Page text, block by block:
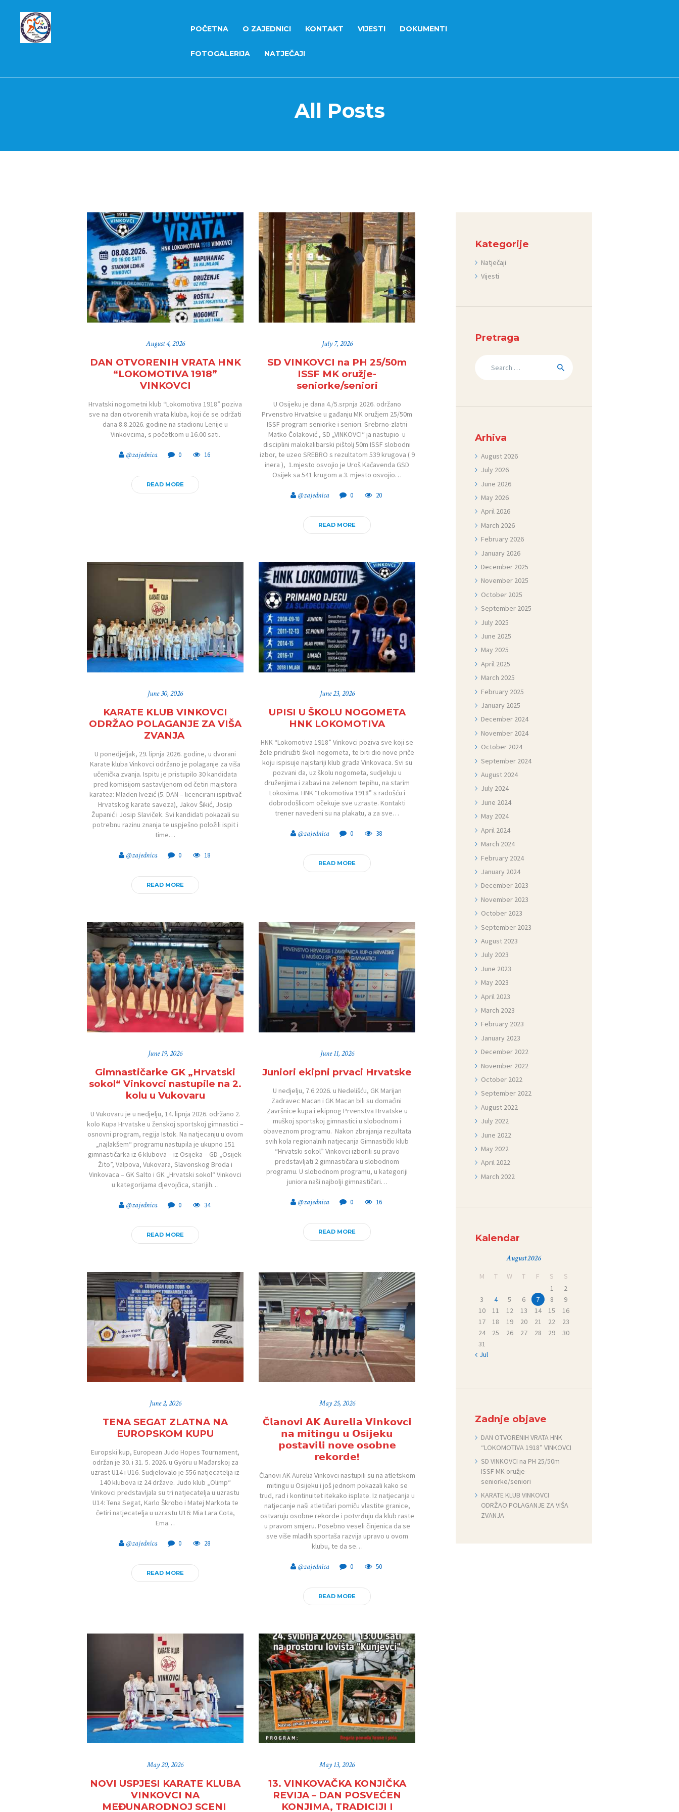
POČETNA O ZAJEDNICI KONTAKT VIJESTI DOKUMENTI
FOTOGALERIJA NATJEČAJI
All Posts
O ZAJEDNICI
FOTOGALERIJA
August 4, 2026
DAN OTVORENIH VRATA HNK
“LOKOMOTIVA 1918”
VINKOVCI
Hrvatski nogometni klub “Lokomotiva 1918” poziva
sve na dan otvorenih vrata kluba, koji će se održati
dana 8.8.2026. godine na stadionu Lenije u
Vinkovcima, s početkom u 16.00 sati.
@zajednica 0 16
READ MORE
July 7, 2026
SD VINKOVCI na PH 25/50m
ISSF MK oružje-
seniorke/seniori
U Osijeku je dana 4./5.srpnja 2026. održano
Prvenstvo Hrvatske u gađanju MK oružjem 25/50m
ISSF program seniorke i seniori. Srebrno-zlatni
Matko Čolaković , SD „VINKOVCI“ ja nastupio u
disciplini malokalibarski pištolj 50m ISSF slobodni
izbor, te uzeo SREBRO s rezultatom 539 krugova ( 9
inera ), 1.mjesto osvojio je Uroš Kačavenda GSD
Osijek sa 541 krugom a 3. mjesto osvojio…
@zajednica 0 20
READ MORE
June 30, 2026
KARATE KLUB VINKOVCI
ODRŽAO POLAGANJE ZA VIŠA
ZVANJA
U ponedjeljak, 29. lipnja 2026. godine, u dvorani
Karate kluba Vinkovci održano je polaganje za viša
učenička zvanja. Ispitu je pristupilo 30 kandidata
pred komisijom sastavljenom od četiri majstora
karatea: Mladen Ivezić (5. DAN – licencirani ispitivač
Hrvatskog karate saveza), Jakov Šikić, Josip
Županić i Josip Slaviček. Svi kandidati pokazali su
potrebnu razinu znanja te uspješno položili ispit i
time…
@zajednica 0 18
READ MORE
June 23, 2026
UPISI U ŠKOLU NOGOMETA
HNK LOKOMOTIVA
HNK “Lokomotiva 1918” Vinkovci poziva sve koji se
žele pridružiti školi nogometa, te biti dio nove priče
koju ispisuje najstariji klub grada Vinkovaca. Svi su
pozvani da, uz školu nogometa, sudjeluju u
druženjima i zabavi na zelenom tepihu, na starim
Lokosima. HNK “Lokomotiva 1918” s radošću i
dobrodošlicom očekuje sve uzraste. Kontakti
trener navedeni su na plakatu, a za sve…
@zajednica 0 38
READ MORE
June 19, 2026
Gimnastičarke GK „Hrvatski
sokol“ Vinkovci nastupile na 2.
kolu u Vukovaru
U Vukovaru je u nedjelju, 14. lipnja 2026. održano 2.
kolo Kupa Hrvatske u ženskoj sportskoj gimnastici –
osnovni program, regija Istok. Na natjecanju u ovom
„najlakšem“ programu nastupila je ukupno 151
gimnastičarka iz 6 klubova – iz Osijeka – GD „Osijek-
Žito”, Valpova, Vukovara, Slavonskog Broda i
Vinkovaca – GK Salto i GK „Hrvatski sokol“ Vinkovci
u kategorijama djevojčica, starijih…
@zajednica 0 34
READ MORE
June 11, 2026
Juniori ekipni prvaci Hrvatske
U nedjelju, 7.6.2026. u Nedelišću, GK Marijan
Zadravec Macan i GK Macan bili su domaćini
Završnice kupa i ekipnog Prvenstva Hrvatske u
muškoj sportskoj gimnastici u slobodnom i
obaveznom programu. Nakon zbrajanja rezultata
svih kola regionalnih natjecanja Gimnastički klub
“Hrvatski sokol” Vinkovci izborili su pravo
predstavljati 2 gimnastičara u slobodnom
programu. U slobodnom programu, u kategoriji
juniora naši najbolji gimnastičari…
@zajednica 0 16
READ MORE
June 2, 2026
TENA SEGAT ZLATNA NA
EUROPSKOM KUPU
Europski kup, European Judo Hopes Tournament,
održan je 30. i 31. 5. 2026. u Györu u Mađarskoj za
uzrast U14 i U16. Sudjelovalo je 556 natjecatelja iz
140 klubova iz 24 države. Judo klub „Olimp“
Vinkovci predstavljala su tri natjecatelja u uzrastu
U14: Tena Segat, Karlo Škrobo i Matej Markota te
četiri natjecatelja u uzrastu U16: Mia Lara Cota,
Ema…
@zajednica 0 28
READ MORE
May 25, 2026
Č𝗹𝗮𝗻𝗼𝘃𝗶 𝗔𝗞 𝗔𝘂𝗿𝗲𝗹𝗶𝗮 𝗩𝗶𝗻𝗸𝗼𝘃𝗰𝗶
𝗻𝗮 𝗺𝗶𝘁𝗶𝗻𝗴𝘂 𝘂 𝗢𝘀𝗶𝗷𝗲𝗸𝘂
𝗽𝗼𝘀𝘁𝗮𝘃𝗶𝗹𝗶 𝗻𝗼𝘃𝗲 𝗼𝘀𝗼𝗯𝗻𝗲
𝗿𝗲𝗸𝗼𝗿𝗱𝗲!
Članovi AK Aurelia Vinkovci nastupili su na atletskom
mitingu u Osijeku i još jednom pokazali kako se
trud, rad i kontinuitet itekako isplate. Iz natjecanja u
natjecanje naši atletičari pomiču vlastite granice,
ostvaruju osobne rekorde i potvrđuju da klub raste
u pravom smjeru. Posebno veseli činjenica da se
sve više mladih sportaša razvija upravo u ovom
klubu, te da se…
@zajednica 0 50
READ MORE
May 20, 2026
NOVI USPJESI KARATE KLUBA
VINKOVCI NA
MEĐUNARODNOJ SCENI
May 13, 2026
13. VINKOVAČKA KONJIČKA
REVIJA – DAN POSVEĆEN
KONJIMA, TRADICIJI I
Kategorije
Natječaji
Vijesti
Pretraga
Arhiva
August 2026
July 2026
June 2026
May 2026
April 2026
March 2026
February 2026
January 2026
December 2025
November 2025
October 2025
September 2025
July 2025
June 2025
May 2025
April 2025
March 2025
February 2025
January 2025
December 2024
November 2024
October 2024
September 2024
August 2024
July 2024
June 2024
May 2024
April 2024
March 2024
February 2024
January 2024
December 2023
November 2023
October 2023
September 2023
August 2023
July 2023
June 2023
May 2023
April 2023
March 2023
February 2023
January 2023
December 2022
November 2022
October 2022
September 2022
August 2022
July 2022
June 2022
May 2022
April 2022
March 2022
Kalendar
August 2026
M T W T F S
S
1
2
3
4 5 6 7 8
9
10
11 12 13 14 15
16
17
18 19 20 21 22
23
24
25 26 27 28 29
30
31
« Jul
Zadnje objave
DAN OTVORENIH VRATA HNK
“LOKOMOTIVA 1918” VINKOVCI
SD VINKOVCI na PH 25/50m
ISSF MK oružje-
seniorke/seniori
KARATE KLUB VINKOVCI
ODRŽAO POLAGANJE ZA VIŠA
ZVANJA